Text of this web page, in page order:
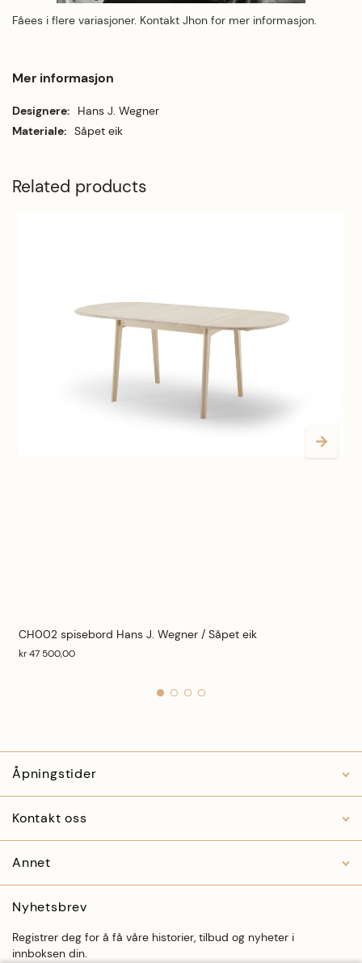
Fåees i flere variasjoner. Kontakt Jhon for mer informasjon.
Mer informasjon
Mer informasjonHans J. Wegner
Såpet eik
Related products
CH002 spisebord Hans J. Wegner / Såpet eik
kr 47 500,00
Åpningstider
Kontakt oss
Annet
Nyhetsbrev
Registrer deg for å få våre historier, tilbud og nyheter i
innboksen din.